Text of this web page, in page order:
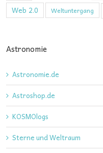
Web 2.0 Weltuntergang
Astronomie
Astronomie.de
Astroshop.de
KOSMOlogs
Sterne und Weltraum